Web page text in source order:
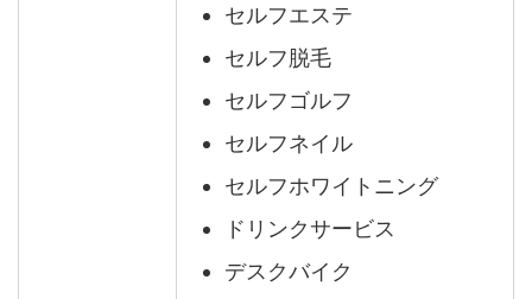
セルフエステ
セルフ脱毛
セルフゴルフ
セルフネイル
セルフホワイトニング
ドリンクサービス
デスクバイク